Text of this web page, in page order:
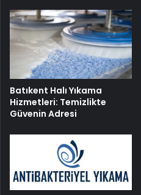
Batıkent Halı Yıkama
Hizmetleri: Temizlikte
Güvenin Adresi